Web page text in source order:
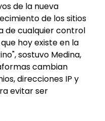
de la nueva
de los sitios
de cualquier control
hoy existe en la
sostuvo Medina,
cambian
direcciones IP y
evitar ser